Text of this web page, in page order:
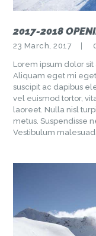
2017-2018
23 March, 2017
Lorem ipsum dolor
Aliquam eget mi
suscipit ac dapibus
vel euismod tortor,
laoreet. Nulla nisl
metus. Suspendisse
Vestibulum